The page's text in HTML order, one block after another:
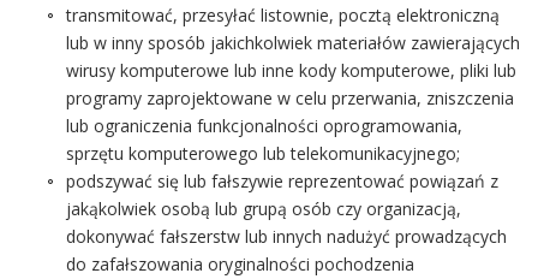
transmitować, przesyłać listownie, pocztą elektroniczną
lub w inny sposób jakichkolwiek materiałów zawierających
wirusy komputerowe lub inne kody komputerowe, pliki lub
programy zaprojektowane w celu przerwania, zniszczenia
lub ograniczenia funkcjonalności oprogramowania,
sprzętu komputerowego lub telekomunikacyjnego;
podszywać się lub fałszywie reprezentować powiązań z
jakąkolwiek osobą lub grupą osób czy organizacją,
dokonywać fałszerstw lub innych nadużyć prowadzących
do zafałszowania oryginalności pochodzenia